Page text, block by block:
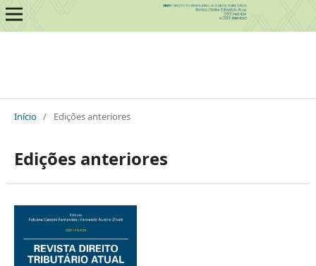
Início / Edições anteriores
Edições anteriores